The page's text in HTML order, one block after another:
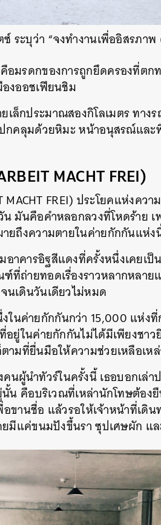
ระบุว่า “จงทำงานเพื่ออิสรภาพ
คือมรดกของการถูกยึดครองที่ต
งออชเฟียนชิม
เล็กประมาณสองกิโลเมตร ทาง
ปกคลุมด้วยหิมะ หน้าอนุสรณ์แ
MACHT FREI)
MACHT FREI) ประโยคแห่งคว
มันคือคำหลอกลวงที่โหดร้าย เ
ยถึงความตายในค่ายกักกันแห่ง
อาคารอิฐสีแดงที่ครั้งหนึ่งเคยเ
ถ่ายทอดเรื่องราวหลากหลาย
เดินวันเดียวไม่หมด
ในค่ายกักกันกว่า 15,000 แห่ง
ยู่ในค่ายกักกันไม่ได้มีเพียงชาว
มที่ยื่นมือให้ความช่วยเหลือเห
นผู้นำทัวร์ในครั้งนี้ เธอบอกเล่
น คือบริเวณที่เหล่านักโทษต้อง
ขานชื่อ แล้วรอให้เจ้าหน้าที่เดิ
ยมีแค่ขนมปังขึ้นรา ซุปเศษผัก แ
TWEET LINE EMAIL